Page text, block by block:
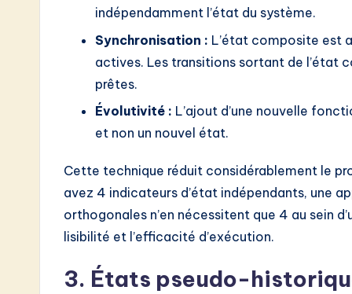
indépendamment l’état du système.
Synchronisation : L’état composite est
actives. Les transitions sortant de l’état
prêtes.
Évolutivité : L’ajout d’une nouvelle
et non un nouvel état.
Cette technique réduit considérablement le
avez 4 indicateurs d’état indépendants, une
orthogonales n’en nécessitent que 4 au sein
lisibilité et l’efficacité d’exécution.
3. États pseudo-